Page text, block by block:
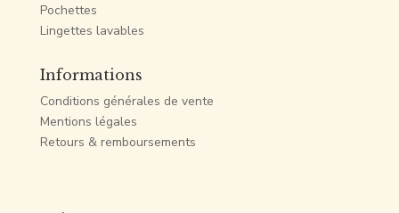
Pochettes
Lingettes lavables
Informations
Conditions générales de vente
Mentions légales
Retours & remboursements